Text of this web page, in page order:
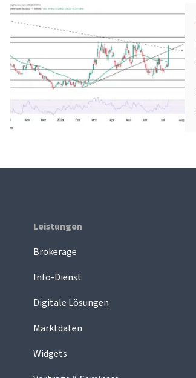
Leistungen
Brokerage
Info-Dienst
Digitale Lösungen
Marktdaten
Widgets